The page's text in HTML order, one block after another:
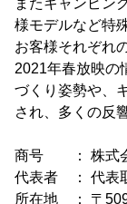
様モデルなど特
お客様それぞれ
2021年春放映の
づくり姿勢や、
され、多くの反
商号 ： 株式会
代表者 ： 代表
所在地 ： 〒